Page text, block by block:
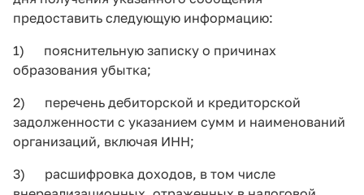
предоставить следующую информацию:
1) пояснительную записку о причинах
образования убытка;
2) перечень дебиторской и кредиторской
задолженности с указанием сумм и наименований
организаций, включая ИНН;
3) расшифровка доходов, в том числе